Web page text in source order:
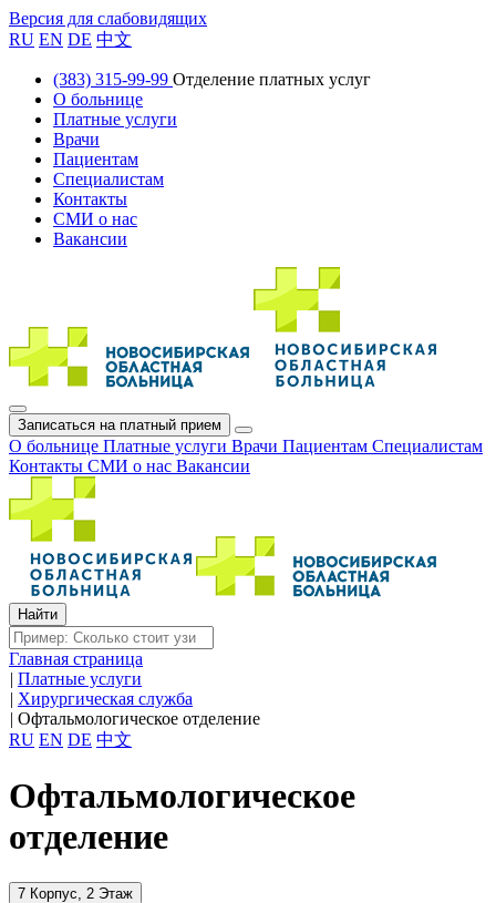
Версия для слабовидящих
RU EN DE 中文
(383) 315-99-99 Отделение платных услуг
О больнице
Платные услуги
Врачи
Пациентам
Специалистам
Контакты
СМИ о нас
Вакансии
Записаться на платный прием
О больнице Платные услуги Врачи Пациентам Специалистам
Контакты СМИ о нас Вакансии
Главная страница
| Платные услуги
| Хирургическая служба
| Офтальмологическое отделение
RU EN DE 中文
Офтальмологическое
отделение
7 Корпус, 2 Этаж